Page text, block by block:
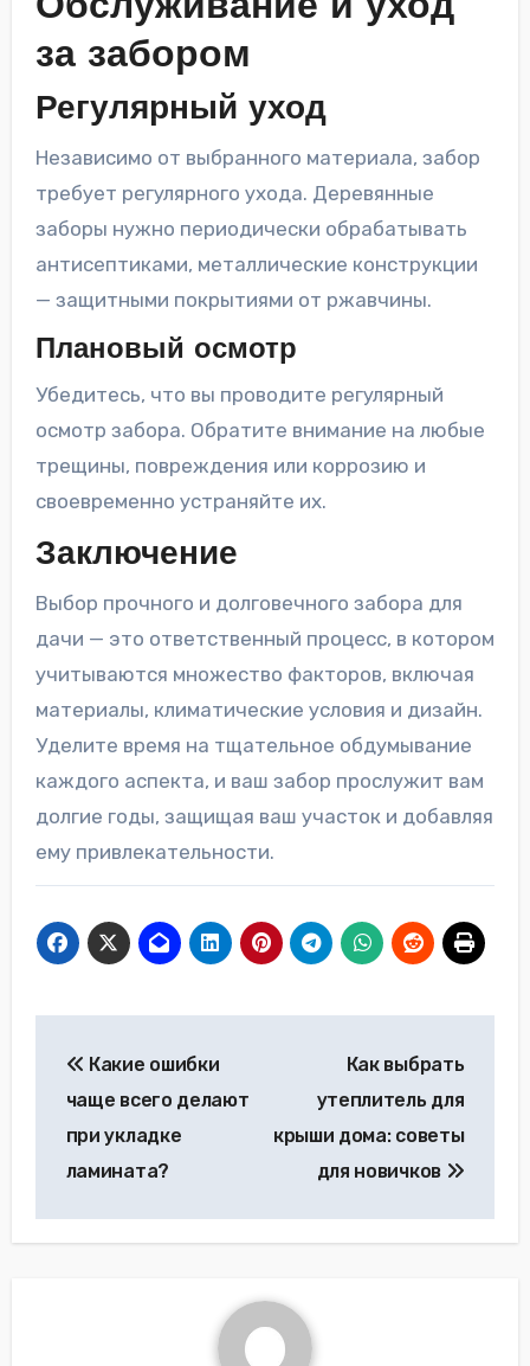
Обслуживание и уход
за забором
Регулярный уход
Независимо от выбранного материала, забор
требует регулярного ухода. Деревянные
заборы нужно периодически обрабатывать
антисептиками, металлические конструкции
— защитными покрытиями от ржавчины.
Плановый осмотр
Убедитесь, что вы проводите регулярный
осмотр забора. Обратите внимание на любые
трещины, повреждения или коррозию и
своевременно устраняйте их.
Заключение
Выбор прочного и долговечного забора для
дачи — это ответственный процесс, в котором
учитываются множество факторов, включая
материалы, климатические условия и дизайн.
Уделите время на тщательное обдумывание
каждого аспекта, и ваш забор прослужит вам
долгие годы, защищая ваш участок и добавляя
ему привлекательности.
по
записям
Какие ошибки
чаще всего делают
при укладке
ламината?
Как выбрать
утеплитель для
крыши дома: советы
для новичков